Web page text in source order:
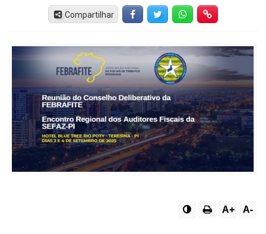
Compartilhar FacebookTwitter Whatsapp
A+ A-